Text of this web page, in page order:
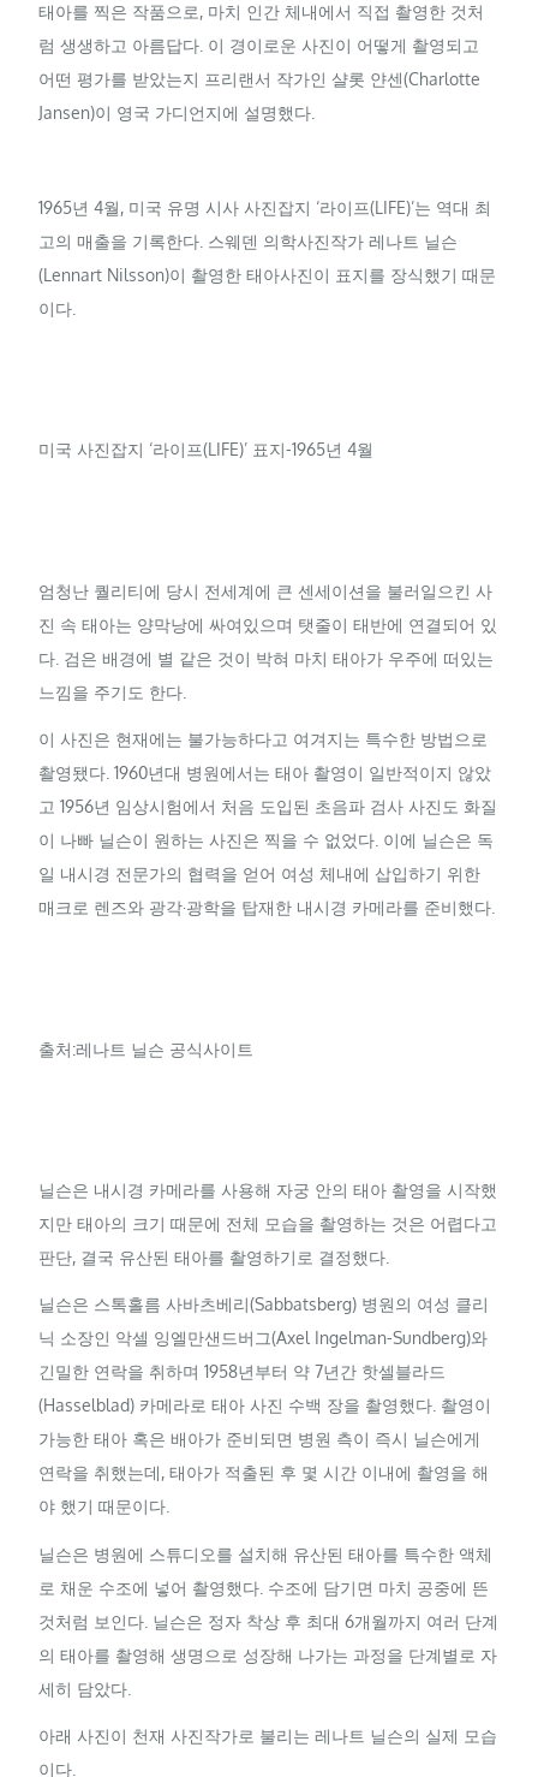
태아를 찍은 작품으로, 마치 인간 체내에서 직접 촬영한 것처
럼 생생하고 아름답다. 이 경이로운 사진이 어떻게 촬영되고
어떤 평가를 받았는지 프리랜서 작가인 샬롯 얀센(Charlotte
Jansen)이 영국 가디언지에 설명했다.
1965년 4월, 미국 유명 시사 사진잡지 ‘라이프(LIFE)’는 역대 최
고의 매출을 기록한다. 스웨덴 의학사진작가 레나트 닐슨
(Lennart Nilsson)이 촬영한 태아사진이 표지를 장식했기 때문
이다.
미국 사진잡지 ‘라이프(LIFE)’ 표지-1965년 4월
엄청난 퀄리티에 당시 전세계에 큰 센세이션을 불러일으킨 사
진 속 태아는 양막낭에 싸여있으며 탯줄이 태반에 연결되어 있
다. 검은 배경에 별 같은 것이 박혀 마치 태아가 우주에 떠있는
느낌을 주기도 한다.
이 사진은 현재에는 불가능하다고 여겨지는 특수한 방법으로
촬영됐다. 1960년대 병원에서는 태아 촬영이 일반적이지 않았
고 1956년 임상시험에서 처음 도입된 초음파 검사 사진도 화질
이 나빠 닐슨이 원하는 사진은 찍을 수 없었다. 이에 닐슨은 독
일 내시경 전문가의 협력을 얻어 여성 체내에 삽입하기 위한
매크로 렌즈와 광각·광학을 탑재한 내시경 카메라를 준비했다.
출처:레나트 닐슨 공식사이트
닐슨은 내시경 카메라를 사용해 자궁 안의 태아 촬영을 시작했
지만 태아의 크기 때문에 전체 모습을 촬영하는 것은 어렵다고
판단, 결국 유산된 태아를 촬영하기로 결정했다.
닐슨은 스톡홀름 사바츠베리(Sabbatsberg) 병원의 여성 클리
닉 소장인 악셀 잉엘만샌드버그(Axel Ingelman-Sundberg)와
긴밀한 연락을 취하며 1958년부터 약 7년간 핫셀블라드
(Hasselblad) 카메라로 태아 사진 수백 장을 촬영했다. 촬영이
가능한 태아 혹은 배아가 준비되면 병원 측이 즉시 닐슨에게
연락을 취했는데, 태아가 적출된 후 몇 시간 이내에 촬영을 해
야 했기 때문이다.
닐슨은 병원에 스튜디오를 설치해 유산된 태아를 특수한 액체
로 채운 수조에 넣어 촬영했다. 수조에 담기면 마치 공중에 뜬
것처럼 보인다. 닐슨은 정자 착상 후 최대 6개월까지 여러 단계
의 태아를 촬영해 생명으로 성장해 나가는 과정을 단계별로 자
세히 담았다.
아래 사진이 천재 사진작가로 불리는 레나트 닐슨의 실제 모습
이다.